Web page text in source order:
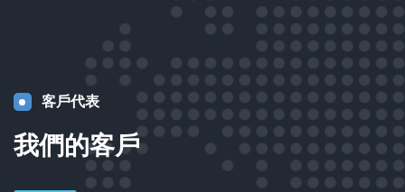
客戶代表
我們的客戶